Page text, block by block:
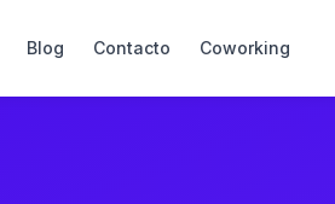
Blog Contacto Coworking